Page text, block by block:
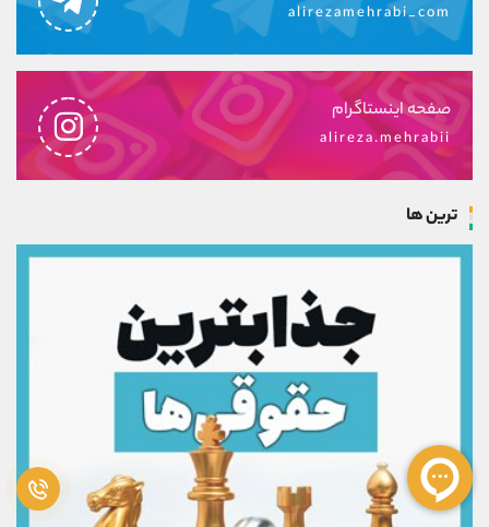
alirezamehrabi_com
صفحه اینستاگرام
alireza.mehrabii
ترین ها